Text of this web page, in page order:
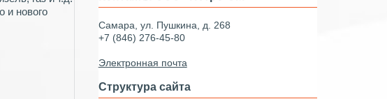
и нового
Самара, ул. Пушкина, д. 268
+7 (846) 276-45-80
Электронная почта
Структура сайта